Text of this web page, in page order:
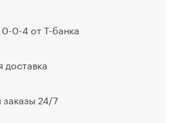
0-4 от Т-банка
доставка
24/7